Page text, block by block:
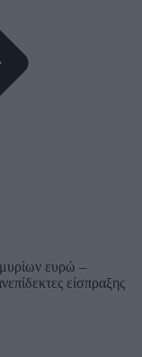
ευρώ –
είσπραξης